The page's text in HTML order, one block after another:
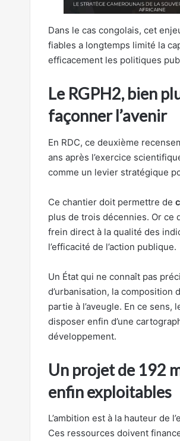
Dans le cas congolais, cet
fiables a longtemps limité la
efficacement les politiques
Le RGPH2, bien
façonner l’avenir
En RDC, ce deuxième
ans après l’exercice
comme un levier stratégique
Ce chantier doit permettre de
plus de trois décennies. Or ce
frein direct à la qualité des
l’efficacité de l’action publique.
Un État qui ne connaît pas
d’urbanisation, la
partie à l’aveugle. En ce
disposer enfin d’une
développement.
Un projet de 192
enfin exploitables
L’ambition est à la hauteur de
Ces ressources doivent